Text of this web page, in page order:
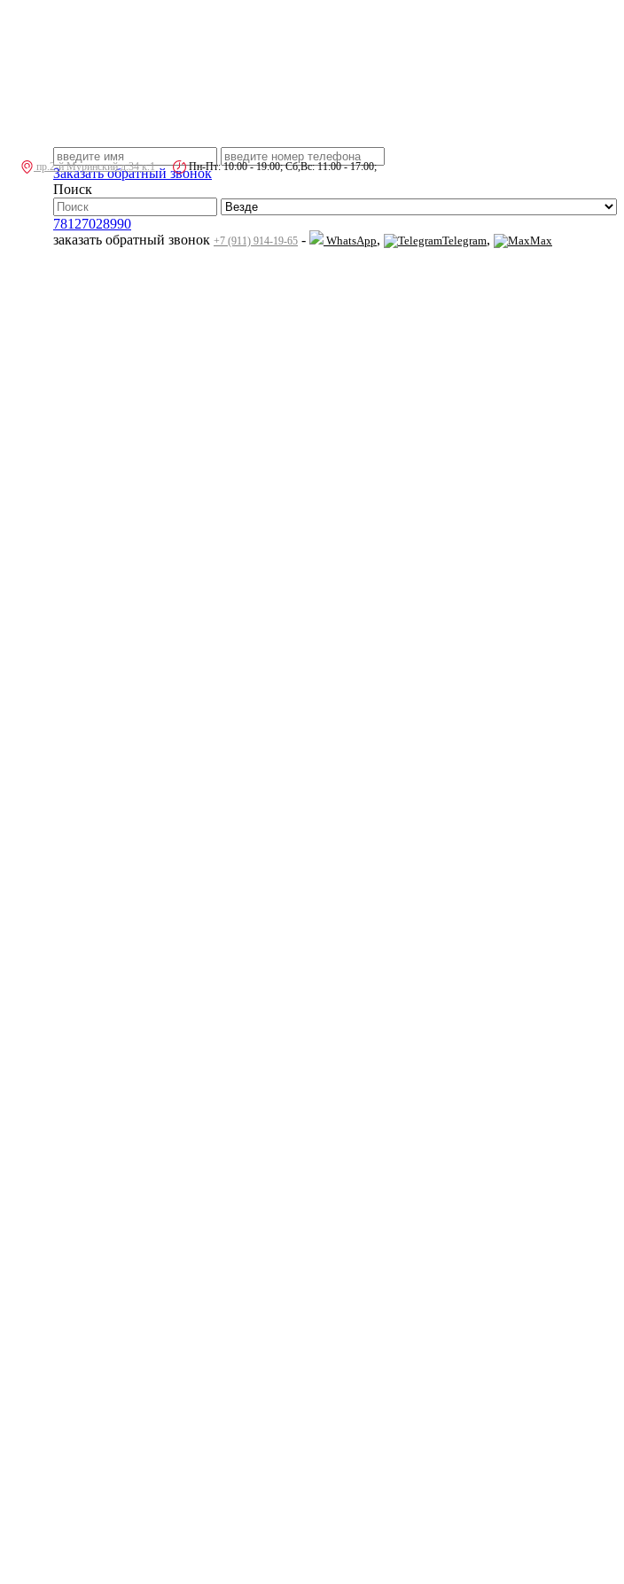
пр.2-й Муринский д.34 к.1 Пн-Пт: 10:00 - 19:00; Сб,Вс: 11:00 - 17:00;
Заказать обратный звонок
Поиск
78127028990
заказать обратный звонок +7 (911) 914-19-65 - WhatsApp, Telegram, Max